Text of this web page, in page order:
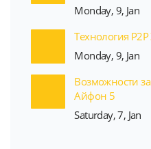
Monday, 9, Jan
Технология
Monday, 9, Jan
Возможности
Айфон 5
Saturday, 7, Jan